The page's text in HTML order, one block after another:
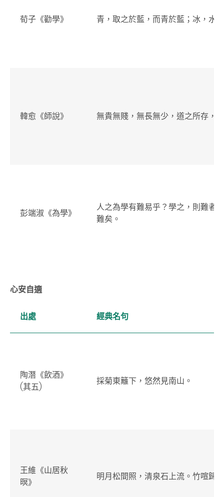
荀子《勸學》 青，取之於藍，而青於藍；冰，水
韓愈《師說》 無貴無賤，無長無少，道之所存，
彭端淑《為學》
人之為學有難易乎？學之，則難者
難矣。
心安自適
出處 經典名句
陶潛《飲酒》
(其五)
採菊東籬下，悠然見南山。
王維《山居秋
暝》
明月松間照，清泉石上流。竹喧歸